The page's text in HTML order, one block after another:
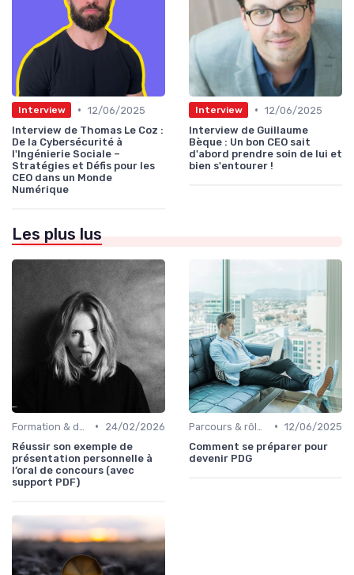
Interview • 12/06/2025
Interview de Thomas Le Coz :
De la Cybersécurité à
l'Ingénierie Sociale –
Stratégies et Défis pour les
CEO dans un Monde
Numérique
Interview • 12/06/2025
Interview de Guillaume
Bèque : Un bon CEO sait
d'abord prendre soin de lui et
bien s'entourer !
Les plus lus
•
24/02/2026
Réussir son exemple de
présentation personnelle à
l’oral de concours (avec
support PDF)
• 12/06/2025
Comment se préparer pour
devenir PDG